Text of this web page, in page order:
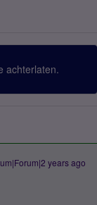
achterlaten.
years ago